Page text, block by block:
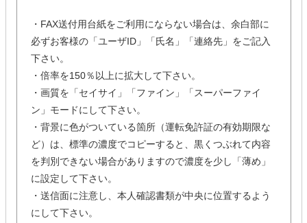
・FAX送付用台紙をご利用にならない場合は、余白部に
必ずお客様の「ユーザID」「氏名」「連絡先」をご記入
下さい。
・倍率を150％以上に拡大して下さい。
・画質を「セイサイ」「ファイン」「スーパーファイ
ン」モードにして下さい。
・背景に色がついている箇所（運転免許証の有効期限な
ど）は、標準の濃度でコピーすると、黒くつぶれて内容
を判別できない場合がありますので濃度を少し「薄め」
に設定して下さい。
・送信面に注意し、本人確認書類が中央に位置するよう
にして下さい。